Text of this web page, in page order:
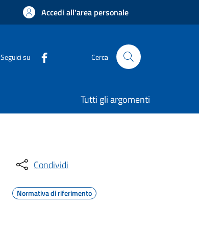
Accedi all'area personale
Seguici su Cerca
Tutti gli argomenti
Condividi
Normativa di riferimento